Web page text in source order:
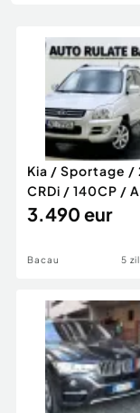
Animale de
Afaceri și
Inchiriere Bunuri
Piese auto si
Dacia Duster
Kia / Sportage /
CRDi / 140CP /
2007 / Euro 4 /
3.490 eur
Bacau 5